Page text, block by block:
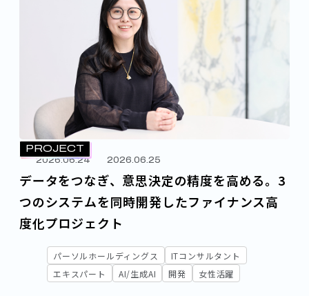
PROJECT
2026.06.24 2026.06.25
データをつなぎ、意思決定の精度を高める。3
つのシステムを同時開発したファイナンス高
度化プロジェクト
パーソルホールディングス
ITコンサルタント
エキスパート
AI/生成AI 開発 女性活躍